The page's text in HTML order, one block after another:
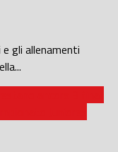
gli allenamenti